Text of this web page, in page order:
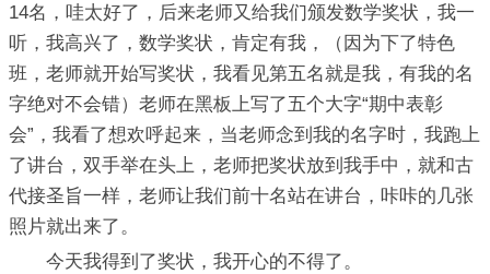
14名，哇太好了，后来老师又给我们颁发数学奖状，我一
听，我高兴了，数学奖状，肯定有我，（因为下了特色
班，老师就开始写奖状，我看见第五名就是我，有我的名
字绝对不会错）老师在黑板上写了五个大字“期中表彰
会”，我看了想欢呼起来，当老师念到我的名字时，我跑上
了讲台，双手举在头上，老师把奖状放到我手中，就和古
代接圣旨一样，老师让我们前十名站在讲台，咔咔的几张
照片就出来了。
今天我得到了奖状，我开心的不得了。